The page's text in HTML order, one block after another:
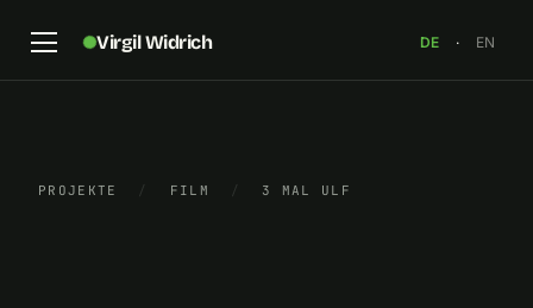
Virgil Widrich DE · EN
PROJEKTE / FILM / 3 MAL ULF